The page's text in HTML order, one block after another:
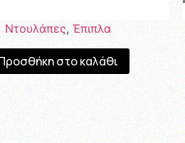
Ντουλάπες,Έπιπλα
στο καλάθι